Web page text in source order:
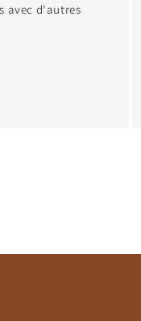
avec d'autres